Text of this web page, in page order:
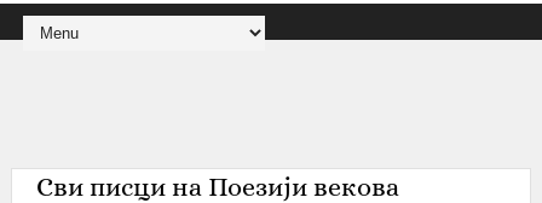
Сви писци на Поезији векова